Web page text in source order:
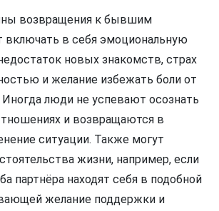
возвращения к бывшим
включать в себя эмоциональную
новых знакомств, страх
и желание избежать боли от
Иногда люди не успевают осознать
и возвращаются в
ситуации. Также могут
жизни, например, если
партнёра находят себя в подобной
желание поддержки и